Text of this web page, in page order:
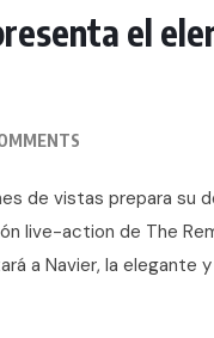
el
de vistas prepara su
live-action de The
a Navier, la